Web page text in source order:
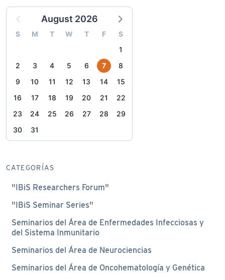
August 2026
S M T W T F
S
1
2
3 4 5 6 7
8
9
10 11 12 13 14
15
16
17 18 19 20 21
22
23
24 25 26 27 28
29
30
31
CATEGORÍAS
"IBiS Researchers Forum"
"IBiS Seminar Series"
Seminarios del Área de Enfermedades Infecciosas y
del Sistema Inmunitario
Seminarios del Área de Neurociencias
Seminarios del Área de Oncohematología y Genética